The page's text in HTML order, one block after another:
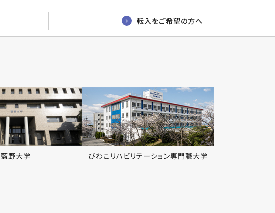
転入をご希望の方へ
藍野大学 びわこリハビリテーション専門職大学